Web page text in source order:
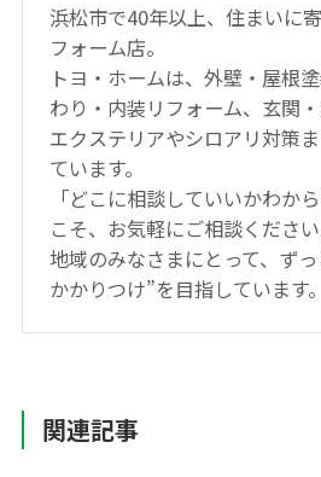
浜松市で40年以上、住まいに
フォーム店。
トヨ・ホームは、外壁・屋根
わり・内装リフォーム、玄関・
エクステリアやシロアリ対策
ています。
「どこに相談していいかわか
こそ、お気軽にご相談ください
地域のみなさまにとって、ず
かかりつけ”を目指しています。
関連記事